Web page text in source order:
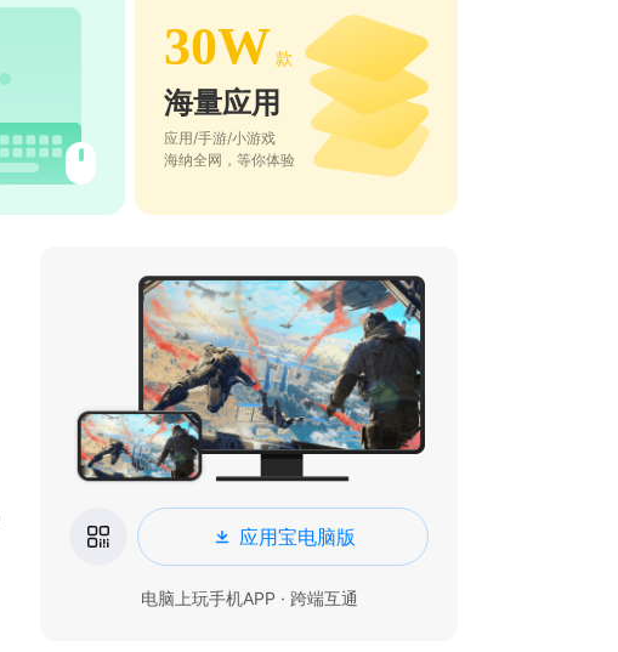
30W 款
海量应用
应用/手游/小游戏
海纳全网，等你体验
应用宝电脑版
电脑上玩手机APP · 跨端互通